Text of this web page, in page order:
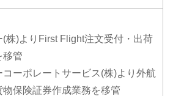
(株)よりFirst Flight注文受付・出荷
移管
コーポレートサービス(株)より外航
物保険証券作成業務を移管